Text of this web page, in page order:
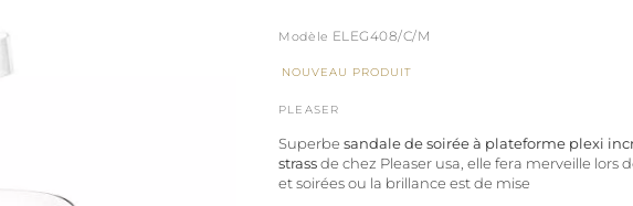
ELEG408/C/M
NOUVEAU PRODUIT
PLEASER
Superbe sandale de soirée à plateforme plexi
strassde chez Pleaser usa, elle fera merveille lors
et soirées ou la brillance est de mise